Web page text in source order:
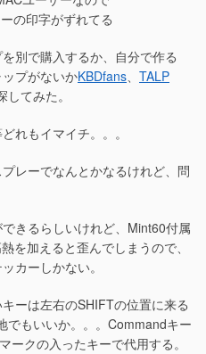
の印字がずれてる
別で購入するか、自分で作る
プがないかKBDfans、 TALP
てみた。
れもイマイチ。。。
レーでなんとかなるけれど、問
きるらしいけれど、Mint60付属
を加えると歪んでしまうので、
カーしかない。
ーは左右のSHIFTの位置に来る
でもいいか。。。Commandキー
ークの入ったキーで代用する。